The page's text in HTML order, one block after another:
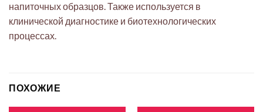
напиточных образцов. Также используется в
клинической диагностике и биотехнологических
процессах.
ПОХОЖИЕ